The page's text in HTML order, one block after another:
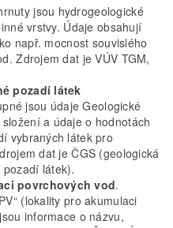
jsou hydrogeologické
vrstvy. Údaje obsahují
např. mocnost souvislého
Zdrojem dat je VÚV TGM,
pozadí látek
jsou údaje Geologické
a údaje o hodnotách
vybraných látek pro
dat je ČGS (geologická
pozadí látek).
povrchových vod.
(lokality pro akumulaci
informace o názvu,